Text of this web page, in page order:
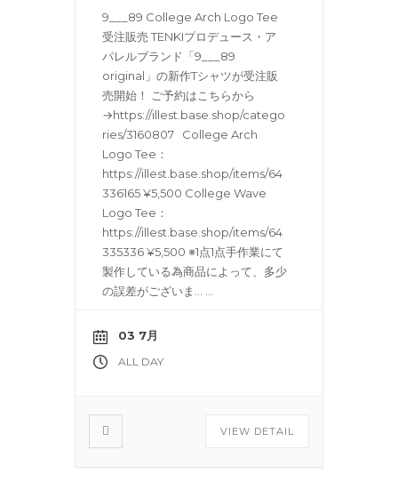
9___89 College Arch Logo Tee
受注販売 TENKIプロデュース・ア
パレルブランド「9___89
original」の新作Tシャツが受注販
売開始！ ご予約はこちらから
→https://illest.base.shop/catego
ries/3160807 College Arch
Logo Tee：
https://illest.base.shop/items/64
336165 ¥5,500 College Wave
Logo Tee：
https://illest.base.shop/items/64
335336 ¥5,500 ※1点1点手作業にて
製作している為商品によって、多少
の誤差がございま… ...
03 7月
ALL DAY
VIEW DETAIL